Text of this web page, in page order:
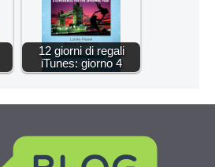
12 giorni di regali
iTunes: giorno 4